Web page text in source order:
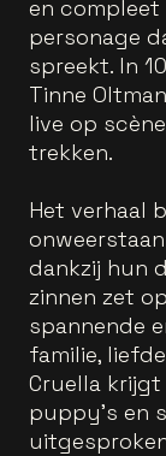
en
personage
spreekt. In
Tinne
live op
trekken.
Het verhaal
dankzij hun
zinnen zet
spannende
familie,
Cruella
puppy’s en